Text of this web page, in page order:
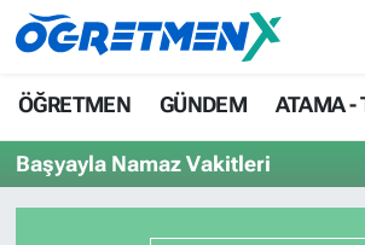
ÖĞRETMEN GÜNDEM ATAMA -
Başyayla Namaz Vakitleri
ÖĞRETMEN
GÜNDEM
ATAMA - TAYİN
İstanbul Nöbetçi Eczaneler
İstanbul Hava Durumu
İstanbul Namaz Vakitleri